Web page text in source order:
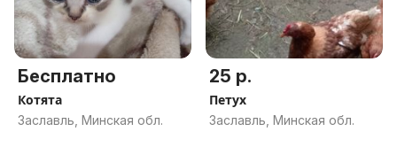
Бесплатно
Котята
Заславль, Минская обл.
25 р.
Петух
Заславль, Минская обл.